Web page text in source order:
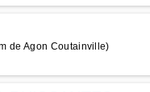
de Agon Coutainville)